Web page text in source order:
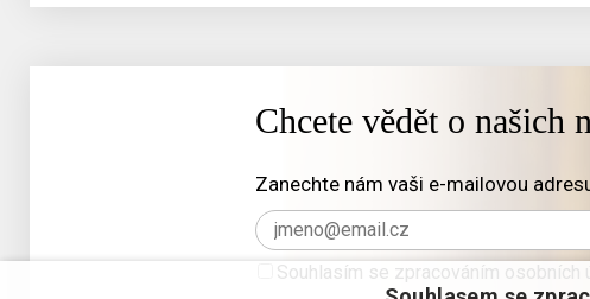
Chcete vědět o našich
Zanechte nám vaši e-mailovou
Souhlasím se zpracováním osobních